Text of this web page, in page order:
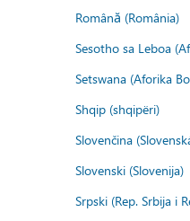
Română (România)
Sesotho sa Leboa
Setswana (Aforika
Shqip (shqipëri)
Slovenčina
Slovenski (Slovenija)
Srpski (Rep. Srbija i